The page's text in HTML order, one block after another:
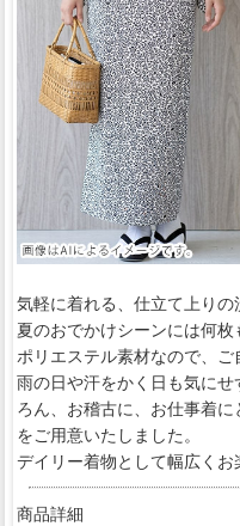
気軽に着れる、仕立て上りの
夏のおでかけシーンには何枚
ポリエステル素材なので、ご
雨の日や汗をかく日も気に
ろん、お稽古に、お仕事着
をご用意いたしました。
デイリー着物として幅広くお
商品詳細